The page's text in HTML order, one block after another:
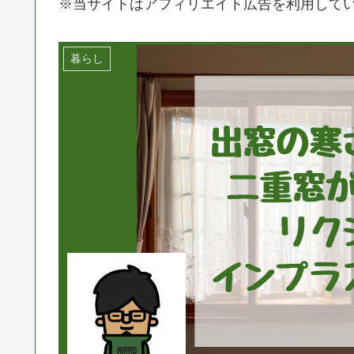
※当サイトはアフィリエイト広告を利用して
暮らし